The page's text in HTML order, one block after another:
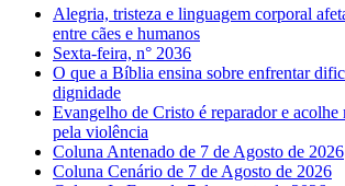
Alegria, tristeza e linguagem corporal
entre cães e humanos
Sexta-feira, n° 2036
O que a Bíblia ensina sobre enfrentar
dignidade
Evangelho de Cristo é reparador e acolhe
pela violência
Coluna Antenado de 7 de Agosto de 2026
Coluna Cenário de 7 de Agosto de 2026